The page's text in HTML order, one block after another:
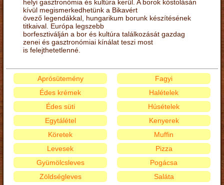
helyi gasztronómia és kultúra kerül. A borok kóstolásán
kívül megismerkedhetünk a Bikavért
övező legendákkal, hungarikum borunk készítésének
titkaival. Európa legszebb
borfesztiválján a bor és kultúra találkozását gazdag
zenei és gasztronómiai kínálat teszi most
is felejthetetlenné.
Aprósütemény
Édes krémek
Édes süti
Egytálétel
Fagyi
Halételek
Húsételek
Kenyerek
Köretek
Levesek
Gyümölcsleves
Zöldségleves
Muffin
Pizza
Pogácsa
Saláta